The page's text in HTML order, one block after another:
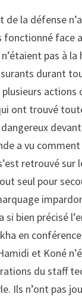
la défense
fonctionné face
pas à la
durant
actions
ont trouvé
a vu
retrouvé sur
seul pour
si bien précisé
en
et Koné
du staff
Ils n’ont pas